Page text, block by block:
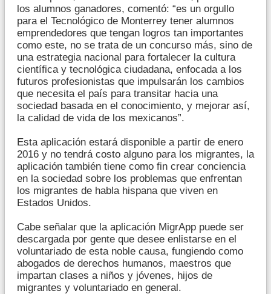
los alumnos ganadores, comentó: “es un orgullo
para el Tecnológico de Monterrey tener alumnos
emprendedores que tengan logros tan importantes
como este, no se trata de un concurso más, sino de
una estrategia nacional para fortalecer la cultura
científica y tecnológica ciudadana, enfocada a los
futuros profesionistas que impulsarán los cambios
que necesita el país para transitar hacia una
sociedad basada en el conocimiento, y mejorar así,
la calidad de vida de los mexicanos”.
Esta aplicación estará disponible a partir de enero
2016 y no tendrá costo alguno para los migrantes, la
aplicación también tiene como fin crear conciencia
en la sociedad sobre los problemas que enfrentan
los migrantes de habla hispana que viven en
Estados Unidos.
Cabe señalar que la aplicación MigrApp puede ser
descargada por gente que desee enlistarse en el
voluntariado de esta noble causa, fungiendo como
abogados de derechos humanos, maestros que
impartan clases a niños y jóvenes, hijos de
migrantes y voluntariado en general.